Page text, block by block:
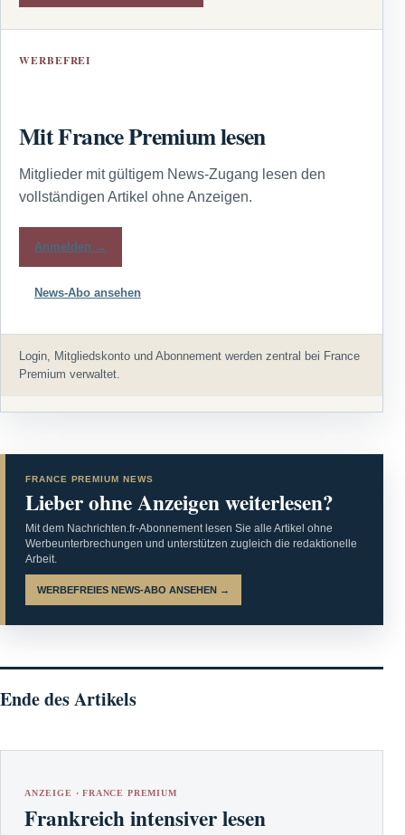
WERBEFREI
Mit France Premium lesen
Mitglieder mit gültigem News-Zugang lesen den
vollständigen Artikel ohne Anzeigen.
Anmelden →
News-Abo ansehen
Login, Mitgliedskonto und Abonnement werden zentral bei France
Premium verwaltet.
FRANCE PREMIUM NEWS
Lieber ohne Anzeigen weiterlesen?
Mit dem Nachrichten.fr-Abonnement lesen Sie alle Artikel ohne
Werbeunterbrechungen und unterstützen zugleich die redaktionelle
Arbeit.
WERBEFREIES NEWS-ABO ANSEHEN →
Ende des Artikels
ANZEIGE · FRANCE PREMIUM
Frankreich intensiver lesen